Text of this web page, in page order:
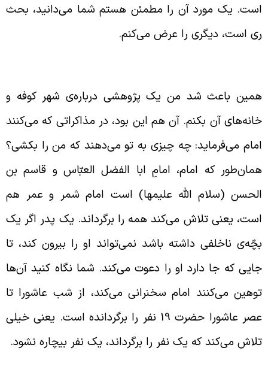
یک مورد آن را مطمئن هستم شما می‌دانید، بحث
است، دیگری را عرض می‌کنم.
باعث شد من یک پژوهشی درباره‌ی شهر کوفه و
آن بکنم. آن هم این بود، در مذاکراتی که می‌کنند
می‌فرماید: چه چیزی به تو می‌دهند که من را بکشی؟
که امام، امامِ ابا الفضل العبّاس و قاسم بن
(سلام الله علیمها) است امام شمر و عمر هم
یعنی تلاش می‌کند همه را برگرداند. یک پدر اگر یک
ناخلفی داشته باشد نمی‌تواند او را بیرون کند، تا
که جا دارد او را دعوت می‌کند. شما نگاه کنید آن‌ها
می‌کنند امام سخنرانی می‌کند، از شب عاشورا تا
عصر عاشورا حضرت 19 نفر را برگردانده است. یعنی خیلی
می‌کند که یک نفر را برگرداند، یک نفر بیچاره نشود.